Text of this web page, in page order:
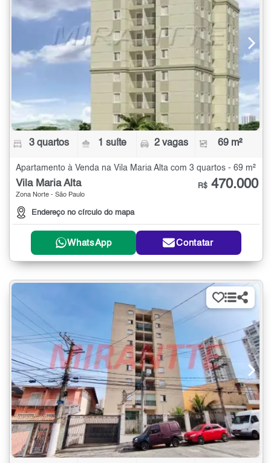
3 quartos 1 suíte 2 vagas 69 m²
Apartamento à Venda na Vila Maria Alta com 3 quartos - 69 m²
Vila Maria Alta
Zona Norte - São Paulo
Endereço no círculo do mapa
R$ 470.000
WhatsApp Contatar